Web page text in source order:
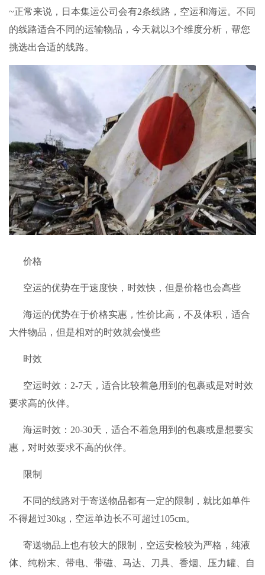
~正常来说，日本集运公司会有2条线路，空运和海运。不同
的线路适合不同的运输物品，今天就以3个维度分析，帮您
挑选出合适的线路。
价格
空运的优势在于速度快，时效快，但是价格也会高些
海运的优势在于价格实惠，性价比高，不及体积，适合
大件物品，但是相对的时效就会慢些
时效
空运时效：2-7天，适合比较着急用到的包裹或是对时效
要求高的伙伴。
海运时效：20-30天，适合不着急用到的包裹或是想要实
惠，对时效要求不高的伙伴。
限制
不同的线路对于寄送物品都有一定的限制，就比如单件
不得超过30kg，空运单边长不可超过105cm。
寄送物品上也有较大的限制，空运安检较为严格，纯液
体、纯粉末、带电、带磁、马达、刀具、香烟、压力罐、自